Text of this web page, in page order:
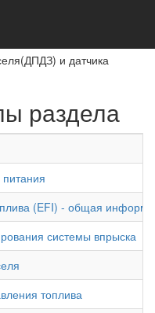
и датчика
раздела
(EFI) - общая
системы впрыска
топлива